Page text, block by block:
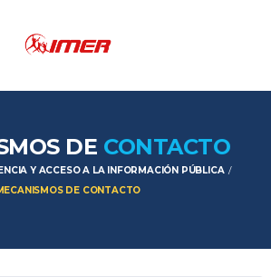
DE CONTACTO
Y ACCESO A LA INFORMACIÓN PÚBLICA
DE CONTACTO